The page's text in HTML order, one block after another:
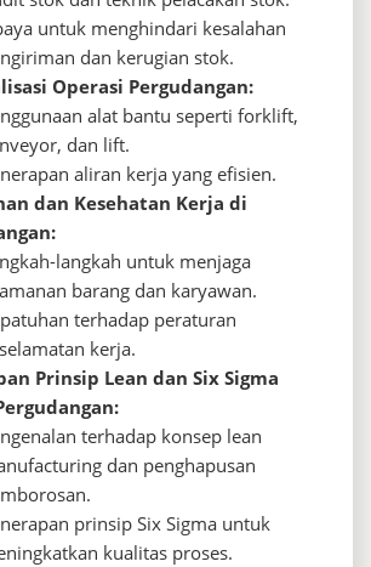
untuk menghindari kesalahan
dan kerugian stok.
Operasi Pergudangan:
alat bantu seperti forklift,
dan lift.
aliran kerja yang efisien.
dan Kesehatan Kerja di
langkah untuk menjaga
barang dan karyawan.
terhadap peraturan
kerja.
Prinsip Lean dan Six Sigma
terhadap konsep lean
dan penghapusan
prinsip Six Sigma untuk
kualitas proses.